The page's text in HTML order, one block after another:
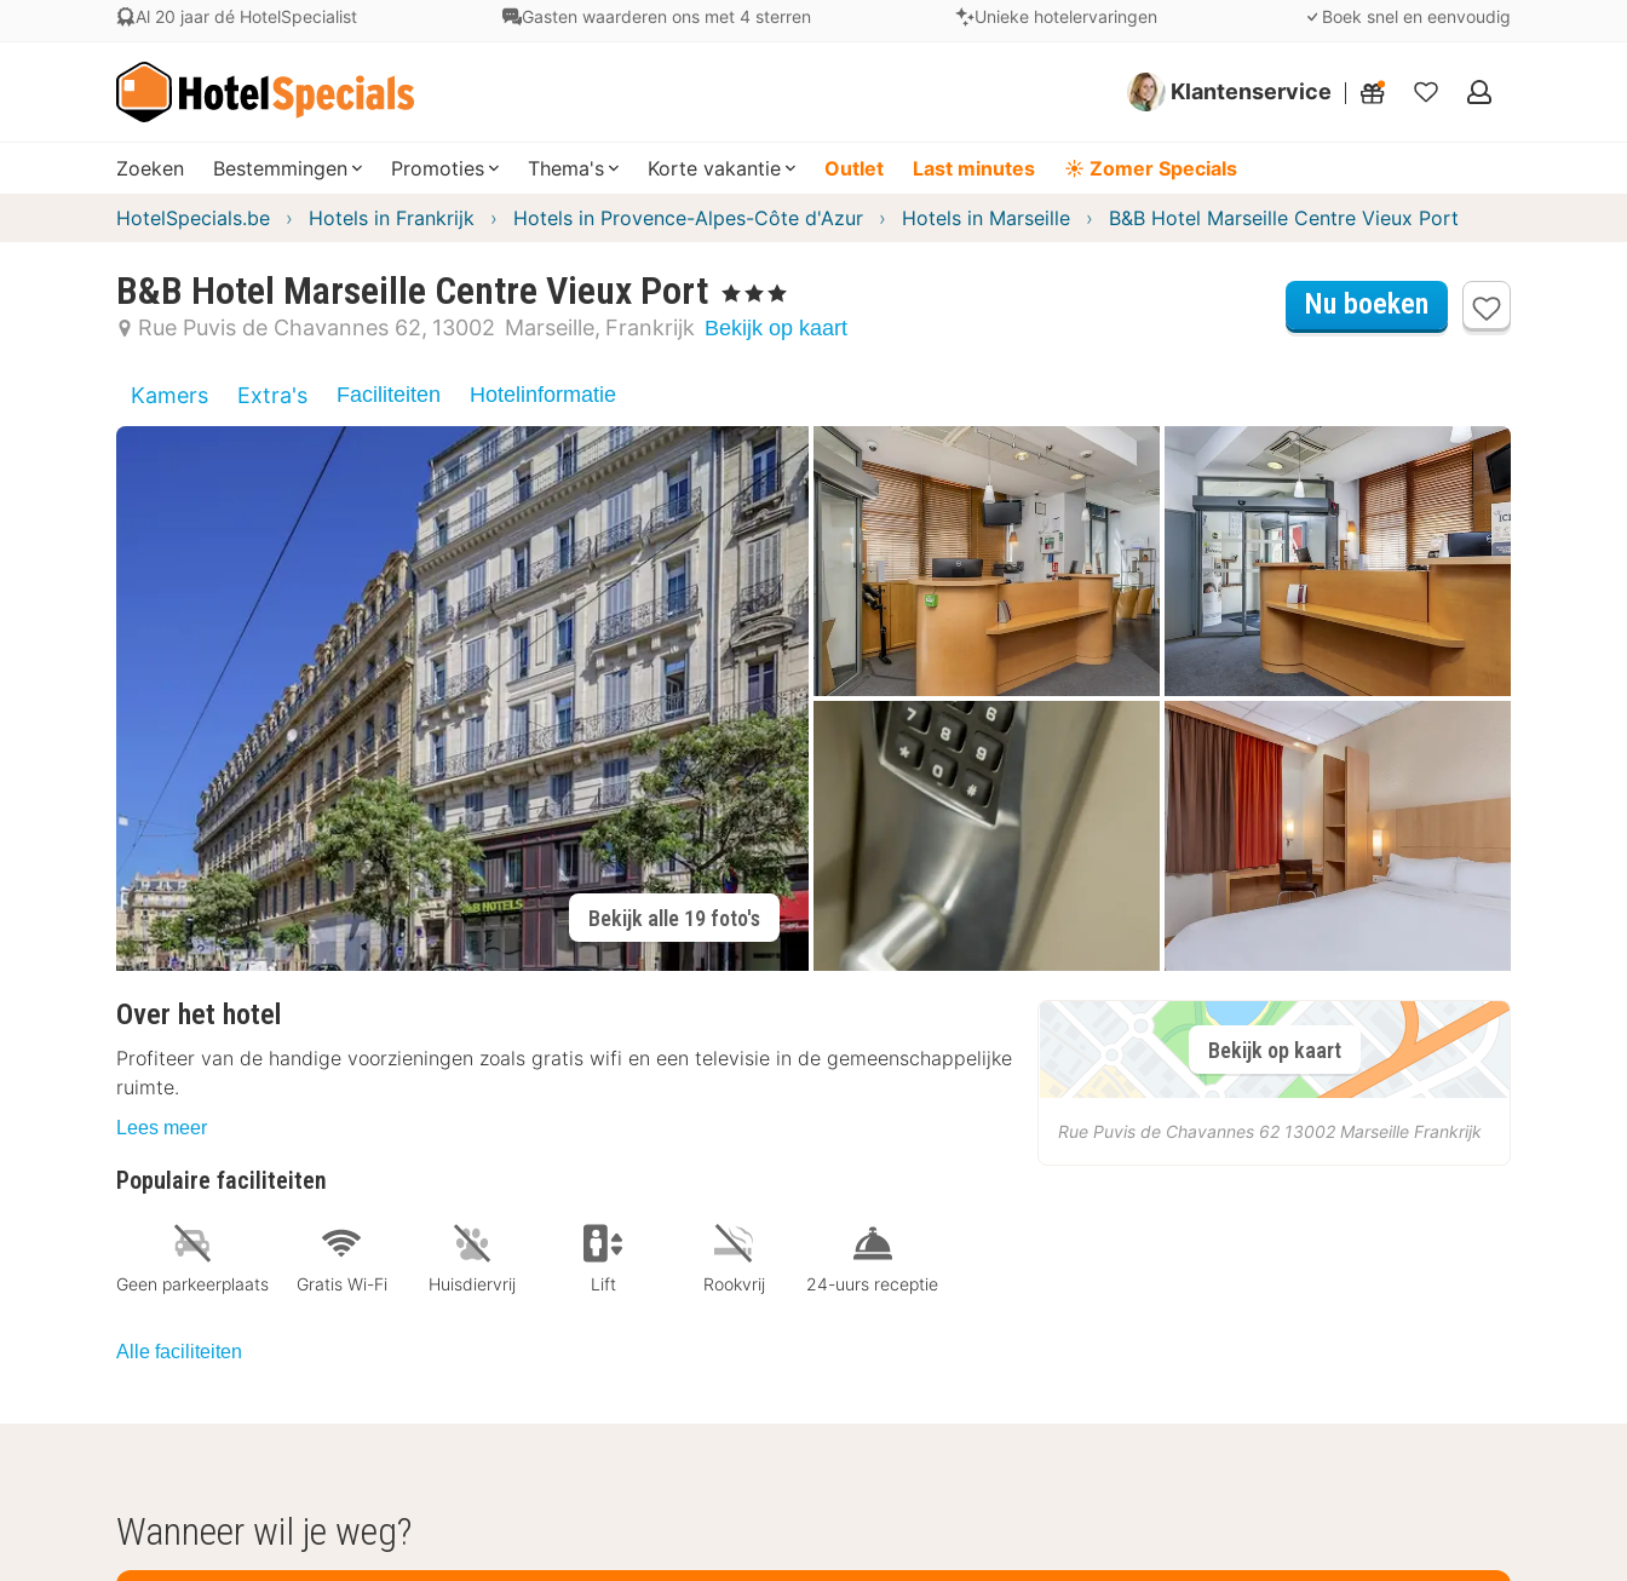
Al 20 jaar dé HotelSpecialist Gasten waarderen ons met 4 sterren Unieke hotelervaringen Boek snel en eenvoudig
Klantenservice
Mijn
Zoeken Bestemmingen Promoties Thema's Korte vakantie Outlet Last minutes ☀️ Zomer Specials
HotelSpecials.be Hotels in Frankrijk Hotels in Provence-Alpes-Côte d'Azur Hotels in Marseille B&B Hotel Marseille Centre Vieux Port
B&B Hotel Marseille Centre Vieux Port , 3 Sterren
Rue Puvis de Chavannes 62 13002 Marseille Frankrijk Bekijk op kaart
Nu boeken
Kamers Extra's Faciliteiten Hotelinformatie
Bekijk alle 19 foto's
Over het hotel
Profiteer van de handige voorzieningen zoals gratis wifi en een televisie in de gemeenschappelijke
ruimte.
Lees meer
Populaire faciliteiten
Geen parkeerplaats Gratis Wi-Fi Huisdiervrij Lift Rookvrij 24-uurs receptie
Alle faciliteiten
Bekijk op kaart
Rue Puvis de Chavannes 62 13002 Marseille Frankrijk
Wanneer wil je weg?